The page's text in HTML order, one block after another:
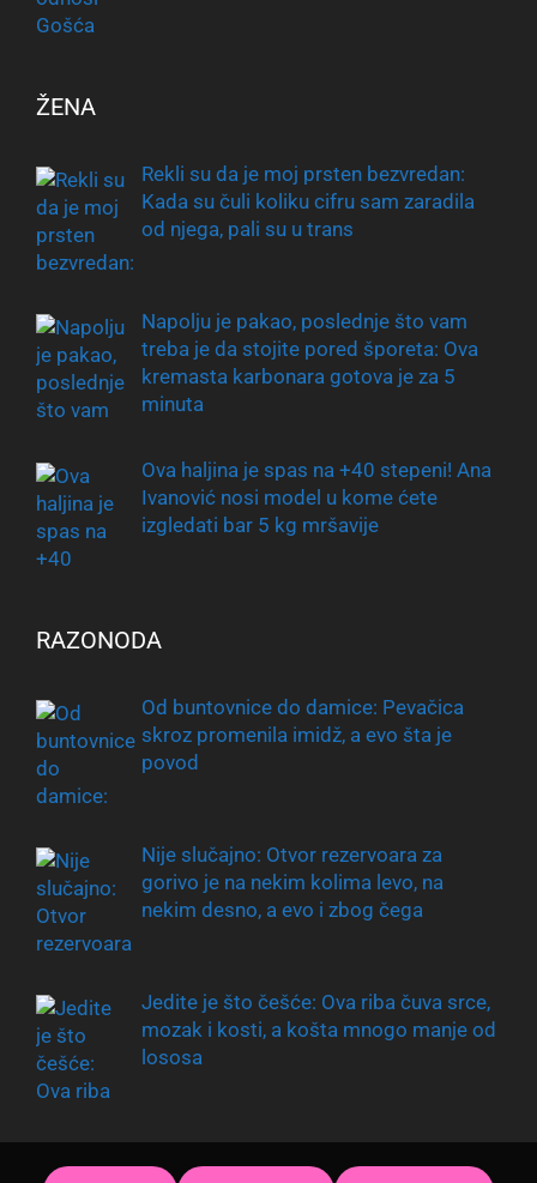
ŽENA
Rekli su da je moj prsten bezvredan:
Kada su čuli koliku cifru sam zaradila
od njega, pali su u trans
Napolju je pakao, poslednje što vam
treba je da stojite pored šporeta: Ova
kremasta karbonara gotova je za 5
minuta
Ova haljina je spas na +40 stepeni! Ana
Ivanović nosi model u kome ćete
izgledati bar 5 kg mršavije
RAZONODA
Od buntovnice do damice: Pevačica
skroz promenila imidž, a evo šta je
povod
Nije slučajno: Otvor rezervoara za
gorivo je na nekim kolima levo, na
nekim desno, a evo i zbog čega
Jedite je što češće: Ova riba čuva srce,
mozak i kosti, a košta mnogo manje od
lososa